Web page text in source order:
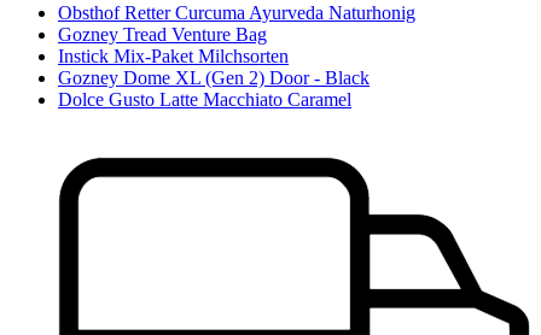
Obsthof Retter Curcuma Ayurveda Naturhonig
Gozney Tread Venture Bag
Instick Mix-Paket Milchsorten
Gozney Dome XL (Gen 2) Door - Black
Dolce Gusto Latte Macchiato Caramel